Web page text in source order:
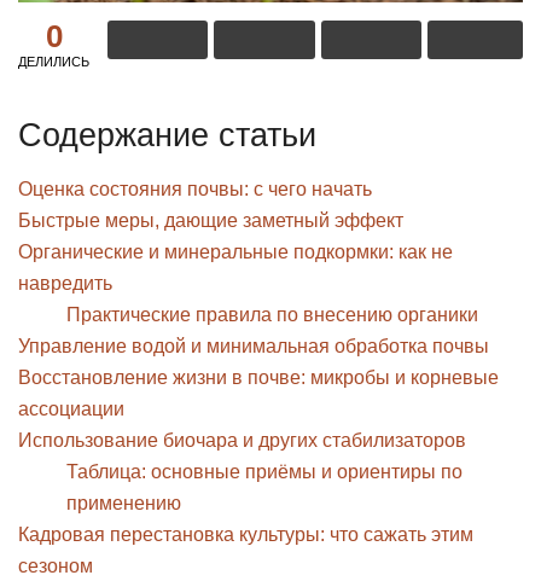
0
ДЕЛИЛИСЬ
Содержание статьи
Оценка состояния почвы: с чего начать
Быстрые меры, дающие заметный эффект
Органические и минеральные подкормки: как не
навредить
Практические правила по внесению органики
Управление водой и минимальная обработка почвы
Восстановление жизни в почве: микробы и корневые
ассоциации
Использование биочара и других стабилизаторов
Таблица: основные приёмы и ориентиры по
применению
Кадровая перестановка культуры: что сажать этим
сезоном